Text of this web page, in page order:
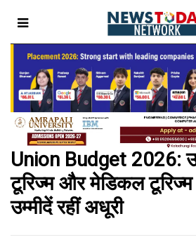
Union Budget 2026:
टूरिज्म और मेडिकल
उम्मीदें रहीं अधूरी